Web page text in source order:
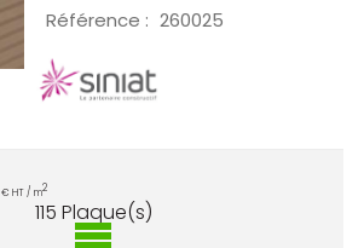
Référence : 260025
€ HT / m2
115 Plaque(s)